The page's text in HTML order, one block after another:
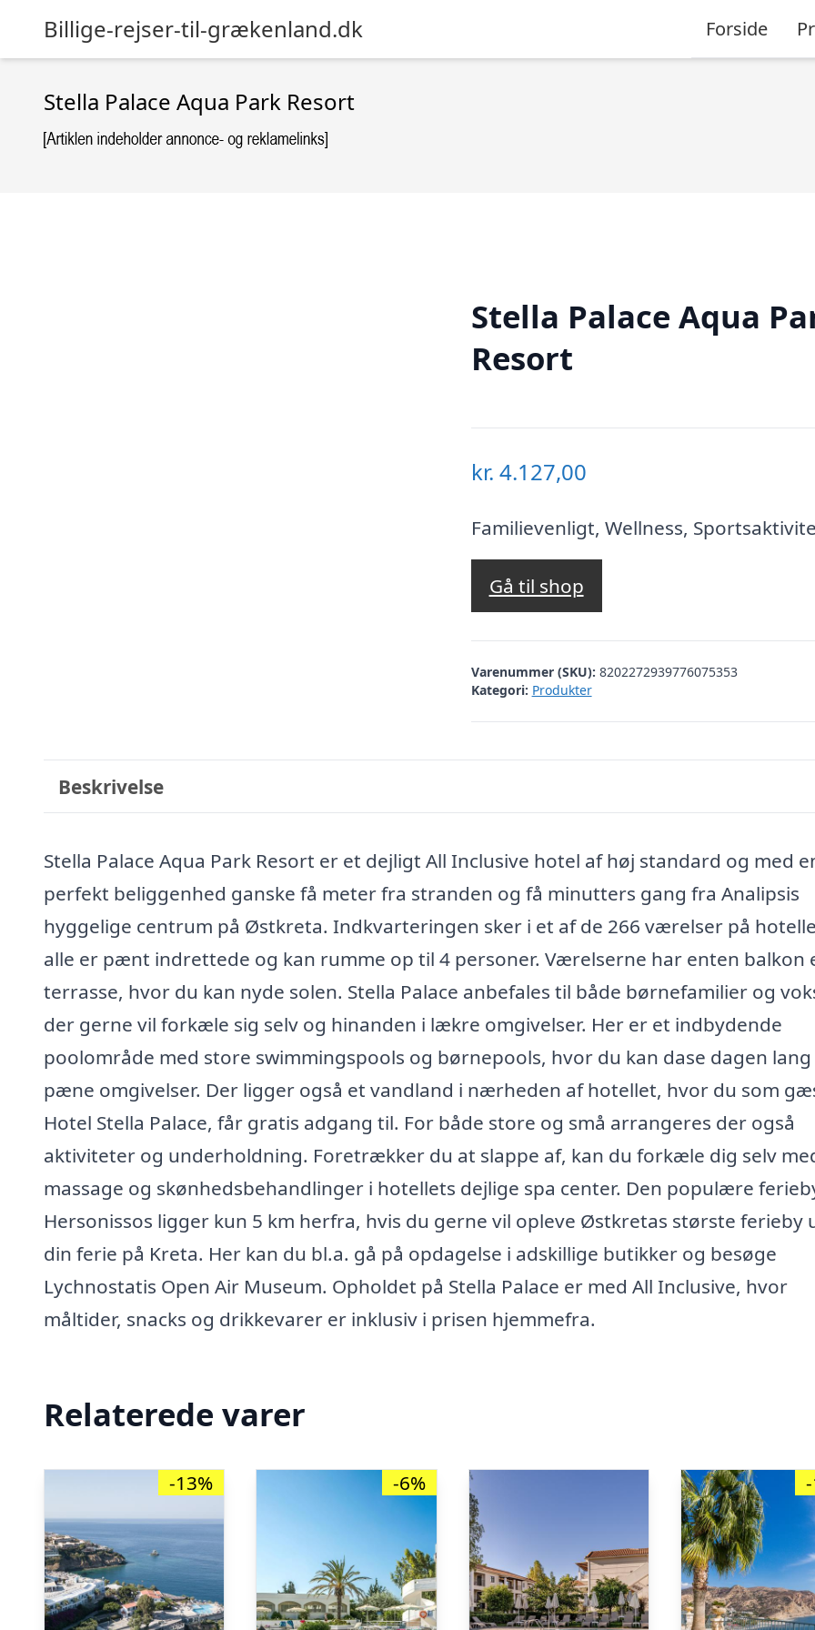
Billige-rejser-til-grækenland.dk Forside
Stella Palace Aqua Park Resort
Stella Palace Aqua
Resort
kr. 4.127,00
Familievenligt, Wellness,
Gå til shop
Varenummer (SKU): 8202272939776075353
Kategori: Produkter
Beskrivelse
Stella Palace Aqua Park Resort er et dejligt All Inclusive hotel af høj standard og med
perfekt beliggenhed ganske få meter fra stranden og få minutters gang fra Analipsis
hyggelige centrum på Østkreta. Indkvarteringen sker i et af de 266 værelser på
alle er pænt indrettede og kan rumme op til 4 personer. Værelserne har enten balkon
terrasse, hvor du kan nyde solen. Stella Palace anbefales til både børnefamilier og
der gerne vil forkæle sig selv og hinanden i lækre omgivelser. Her er et indbydende
poolområde med store swimmingspools og børnepools, hvor du kan dase dagen lang
pæne omgivelser. Der ligger også et vandland i nærheden af hotellet, hvor du som
Hotel Stella Palace, får gratis adgang til. For både store og små arrangeres der også
aktiviteter og underholdning. Foretrækker du at slappe af, kan du forkæle dig selv
massage og skønhedsbehandlinger i hotellets dejlige spa center. Den populære
Hersonissos ligger kun 5 km herfra, hvis du gerne vil opleve Østkretas største ferieby
din ferie på Kreta. Her kan du bl.a. gå på opdagelse i adskillige butikker og besøge
Lychnostatis Open Air Museum. Opholdet på Stella Palace er med All Inclusive, hvor
måltider, snacks og drikkevarer er inklusiv i prisen hjemmefra.
Relaterede varer
-13% -6%